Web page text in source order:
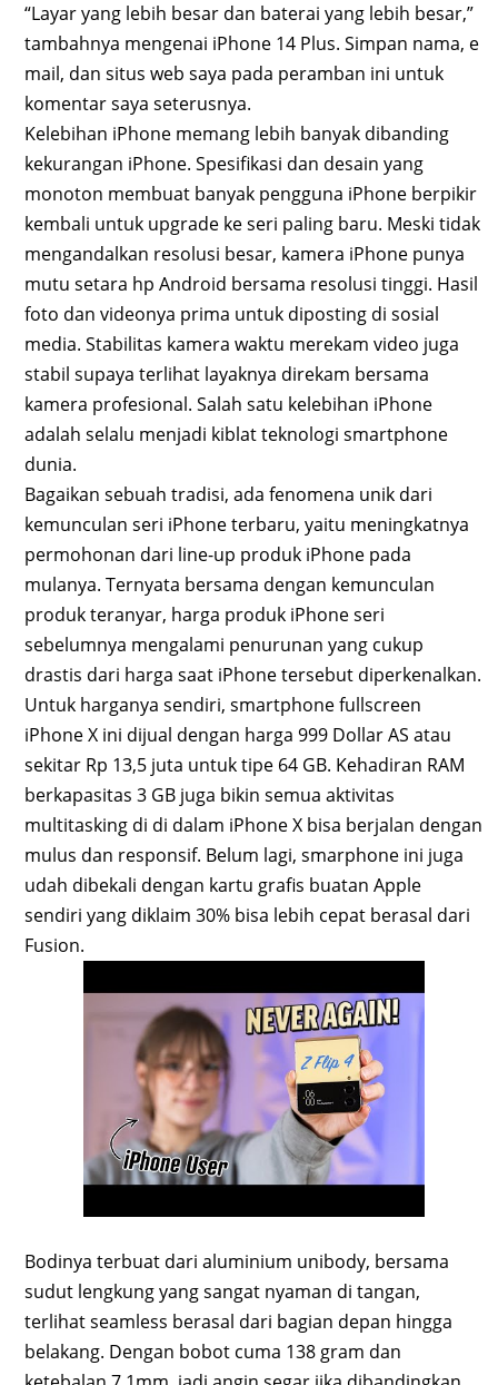
“Layar yang lebih besar dan baterai yang lebih besar,”
tambahnya mengenai iPhone 14 Plus. Simpan nama, e
mail, dan situs web saya pada peramban ini untuk
komentar saya seterusnya.
Kelebihan iPhone memang lebih banyak dibanding
kekurangan iPhone. Spesifikasi dan desain yang
monoton membuat banyak pengguna iPhone berpikir
kembali untuk upgrade ke seri paling baru. Meski tidak
mengandalkan resolusi besar, kamera iPhone punya
mutu setara hp Android bersama resolusi tinggi. Hasil
foto dan videonya prima untuk diposting di sosial
media. Stabilitas kamera waktu merekam video juga
stabil supaya terlihat layaknya direkam bersama
kamera profesional. Salah satu kelebihan iPhone
adalah selalu menjadi kiblat teknologi smartphone
dunia.
Bagaikan sebuah tradisi, ada fenomena unik dari
kemunculan seri iPhone terbaru, yaitu meningkatnya
permohonan dari line-up produk iPhone pada
mulanya. Ternyata bersama dengan kemunculan
produk teranyar, harga produk iPhone seri
sebelumnya mengalami penurunan yang cukup
drastis dari harga saat iPhone tersebut diperkenalkan.
Untuk harganya sendiri, smartphone fullscreen
iPhone X ini dijual dengan harga 999 Dollar AS atau
sekitar Rp 13,5 juta untuk tipe 64 GB. Kehadiran RAM
berkapasitas 3 GB juga bikin semua aktivitas
multitasking di di dalam iPhone X bisa berjalan dengan
mulus dan responsif. Belum lagi, smarphone ini juga
udah dibekali dengan kartu grafis buatan Apple
sendiri yang diklaim 30% bisa lebih cepat berasal dari
Fusion.
Bodinya terbuat dari aluminium unibody, bersama
sudut lengkung yang sangat nyaman di tangan,
terlihat seamless berasal dari bagian depan hingga
belakang. Dengan bobot cuma 138 gram dan